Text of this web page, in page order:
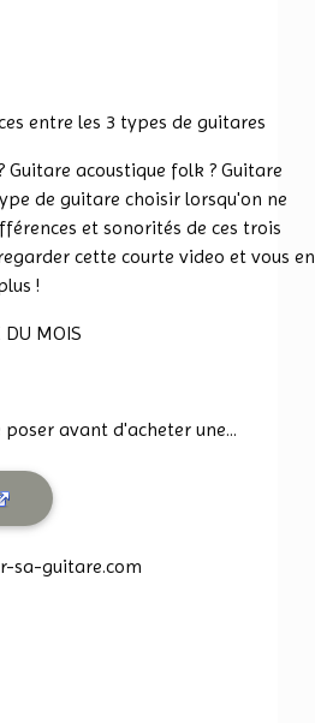
entre les 3 types de guitares
Guitare acoustique folk ? Guitare
de guitare choisir lorsqu'on ne
et sonorités de ces trois
cette courte video et vous en
!
DU MOIS
poser avant d'acheter une...
sa-guitare.com